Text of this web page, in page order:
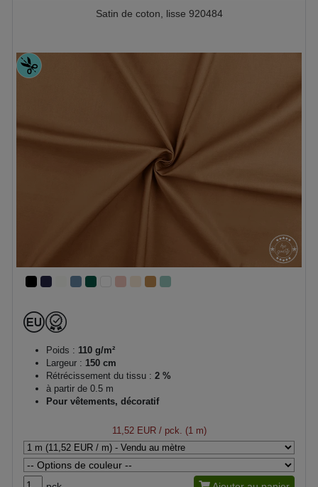
Satin de coton, lisse 920484
Poids : 110 g/m²
Largeur : 150 cm
Rétrécissement du tissu : 2 %
à partir de 0.5 m
Pour vêtements, décoratif
11,52 EUR/ pck. (1 m)